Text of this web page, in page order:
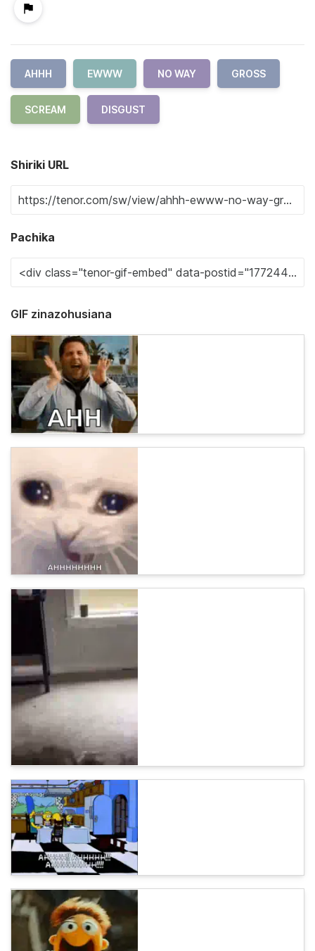
AHHH EWWW NO WAY GROSS
SCREAM DISGUST
Shiriki URL
Pachika
GIF zinazohusiana